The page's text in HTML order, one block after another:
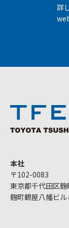
詳
本社
〒102-0083
東京都千代田区
麹町鶴屋八幡ビル